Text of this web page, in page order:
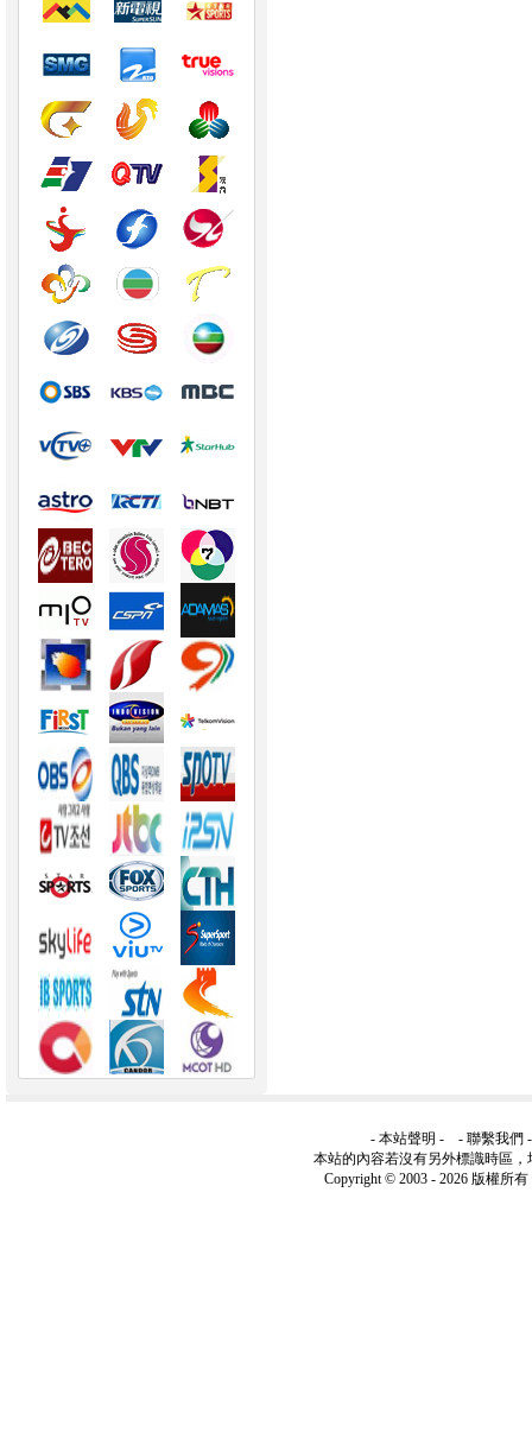
- 本站聲明 - - 聯繫我們
本站的內容若沒有另外標識時區，
Copyright © 2003 - 2026 版權所有